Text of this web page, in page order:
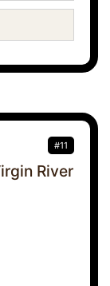
#11
River